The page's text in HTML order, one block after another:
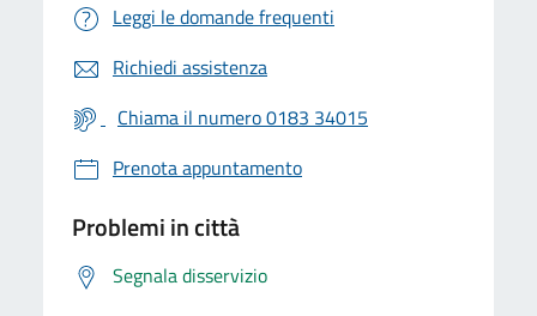
Leggi le domande frequenti
Richiedi assistenza
Chiama il numero 0183 34015
Prenota appuntamento
Problemi in città
Segnala disservizio